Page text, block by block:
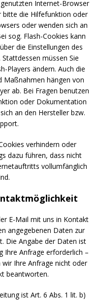
Internet-Browser
bitte die Hilfefunktion oder
oder wenden sich an
sog. Flash-Cookies kann
die Einstellungen des
müssen Sie
Players ändern. Auch die
Maßnahmen hängen von
ab. Bei Fragen benutzen
oder Dokumentation
an den Hersteller bzw.
verhindern oder
dazu führen, dass nicht
vollumfänglich
E-Mail mit uns in Kontakt
angegebenen Daten zur
Die Angabe der Daten ist
Ihre Anfrage erforderlich –
Ihre Anfrage nicht oder
beantworten.
ist Art. 6 Abs. 1 lit. b)